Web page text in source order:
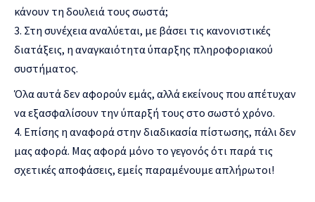
κάνουν τη δουλειά τους σωστά;
Στη συνέχεια αναλύεται, με βάσει τις κανονιστικές
διατάξεις, η αναγκαιότητα ύπαρξης πληροφοριακού
συστήματος.
Όλα αυτά δεν αφορούν εμάς, αλλά εκείνους που απέτυχαν
να εξασφαλίσουν την ύπαρξή τους στο σωστό χρόνο.
Επίσης η αναφορά στην διαδικασία πίστωσης, πάλι δεν
μας αφορά. Μας αφορά μόνο το γεγονός ότι παρά τις
σχετικές αποφάσεις, εμείς παραμένουμε απλήρωτοι!